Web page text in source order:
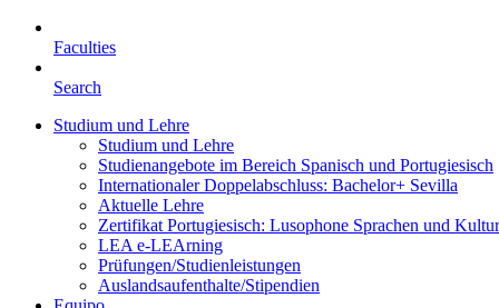
Faculties
Search
Studium und Lehre
Studium und Lehre
Studienangebote im Bereich Spanisch und Portugiesisch
Internationaler Doppelabschluss: Bachelor+ Sevilla
Aktuelle Lehre
Zertifikat Portugiesisch: Lusophone Sprachen und
LEA e-LEArning
Prüfungen/Studienleistungen
Auslandsaufenthalte/Stipendien